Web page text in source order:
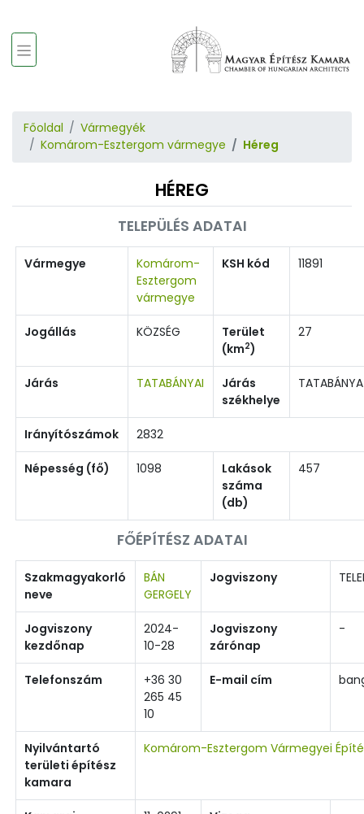
Főoldal
Vármegyék
Komárom-Esztergom vármegye
Héreg
HÉREG
TELEPÜLÉS ADATAI
Vármegye
Komárom-
Esztergom
vármegye
KSH kód 11891
Jogállás KÖZSÉG
Terület
(km2)
27
Járás TATABÁNYAI
Járás
székhelye
TATABÁNYA
Irányítószámok 2832
Népesség (fő) 1098
Lakások
száma
(db)
457
FŐÉPÍTÉSZ ADATAI
Szakmagyakorló
neve
BÁN
GERGELY
Jogviszony
Jogviszony
kezdőnap
2024-
10-28
Jogviszony
zárónap
-
Telefonszám
+36 30
265 45
10
E-mail cím
Nyilvántartó
területi építész
kamara
Komárom-Esztergom Vármegyei